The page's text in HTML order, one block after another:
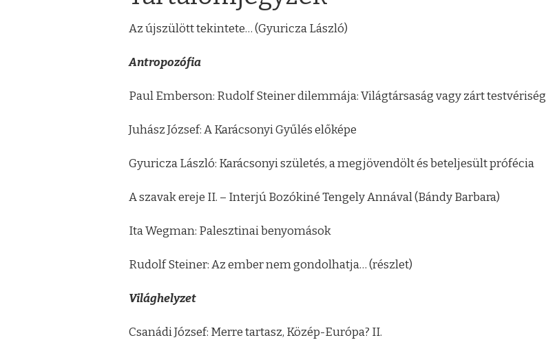
Az újszülött tekintete… (Gyuricza László)
Antropozófia
Paul Emberson: Rudolf Steiner dilemmája: Világtársaság vagy zárt testvériség
Juhász József: A Karácsonyi Gyűlés előképe
Gyuricza László: Karácsonyi születés, a megjövendölt és beteljesült prófécia
A szavak ereje II. – Interjú Bozókiné Tengely Annával (Bándy Barbara)
Ita Wegman: Palesztinai benyomások
Rudolf Steiner: Az ember nem gondolhatja… (részlet)
Világhelyzet
Csanádi József: Merre tartasz, Közép-Európa? II.